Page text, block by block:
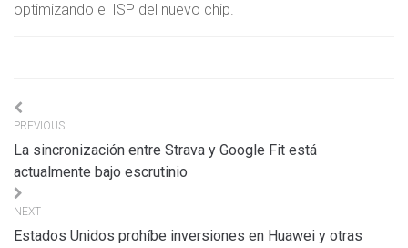
optimizando el ISP del nuevo chip.
Navigation
de
l’article
PREVIOUS
La sincronización entre Strava y Google Fit está
actualmente bajo escrutinio
NEXT
Estados Unidos prohíbe inversiones en Huawei y otras